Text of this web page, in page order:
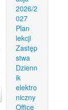
2026/2
027
Plan
lekcji
Zastęp
stwa
Dzienn
ik
elektro
niczny
Office